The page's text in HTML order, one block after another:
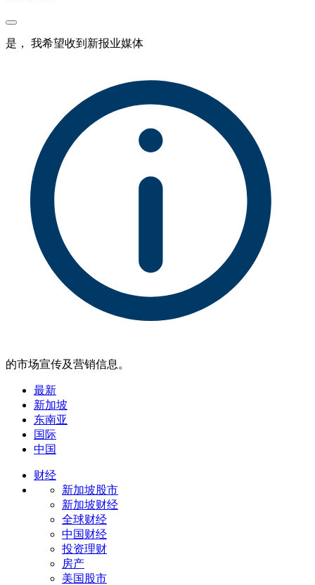
是， 我希望收到新报业媒体
的市场宣传及营销信息。
最新
新加坡
东南亚
国际
中国
财经
新加坡股市
新加坡财经
全球财经
中国财经
投资理财
房产
美国股市